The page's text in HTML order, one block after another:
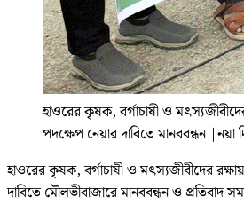
হাওরের কৃষক, বর্গাচাষী ও
পদক্ষেপ নেয়ার দাবিতে মানববন্ধন |নয়া
হাওরের কৃষক, বর্গাচাষী ও মৎস্যজীবীদের
দাবিতে মৌলভীবাজারে মানববন্ধন ও প্রতিবাদ